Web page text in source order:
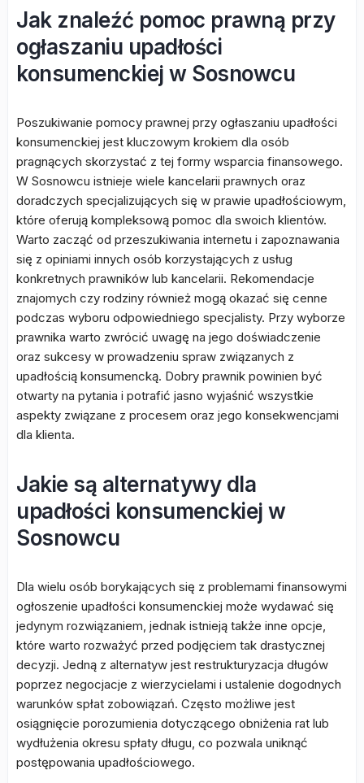
Jak znaleźć pomoc prawną przy
ogłaszaniu upadłości
konsumenckiej w Sosnowcu
Poszukiwanie pomocy prawnej przy ogłaszaniu upadłości
konsumenckiej jest kluczowym krokiem dla osób
pragnących skorzystać z tej formy wsparcia finansowego.
W Sosnowcu istnieje wiele kancelarii prawnych oraz
doradczych specjalizujących się w prawie upadłościowym,
które oferują kompleksową pomoc dla swoich klientów.
Warto zacząć od przeszukiwania internetu i zapoznawania
się z opiniami innych osób korzystających z usług
konkretnych prawników lub kancelarii. Rekomendacje
znajomych czy rodziny również mogą okazać się cenne
podczas wyboru odpowiedniego specjalisty. Przy wyborze
prawnika warto zwrócić uwagę na jego doświadczenie
oraz sukcesy w prowadzeniu spraw związanych z
upadłością konsumencką. Dobry prawnik powinien być
otwarty na pytania i potrafić jasno wyjaśnić wszystkie
aspekty związane z procesem oraz jego konsekwencjami
dla klienta.
Jakie są alternatywy dla
upadłości konsumenckiej w
Sosnowcu
Dla wielu osób borykających się z problemami finansowymi
ogłoszenie upadłości konsumenckiej może wydawać się
jedynym rozwiązaniem, jednak istnieją także inne opcje,
które warto rozważyć przed podjęciem tak drastycznej
decyzji. Jedną z alternatyw jest restrukturyzacja długów
poprzez negocjacje z wierzycielami i ustalenie dogodnych
warunków spłat zobowiązań. Często możliwe jest
osiągnięcie porozumienia dotyczącego obniżenia rat lub
wydłużenia okresu spłaty długu, co pozwala uniknąć
postępowania upadłościowego.